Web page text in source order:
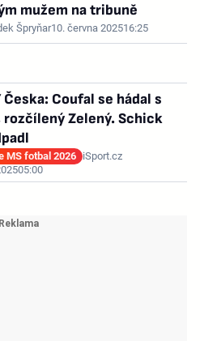
mužem na tribuně
Špryňar10. června 202516:25
Česka: Coufal se hádal s
rozčílený Zelený. Schick
MS fotbal 2026
iSport.cz
05:00